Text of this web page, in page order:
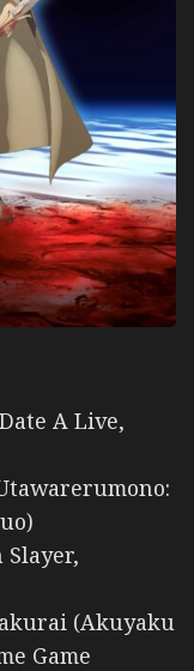
A Live,
(Akuyaku
Game